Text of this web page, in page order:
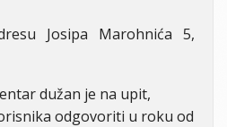
Josipa Marohnića 5,
dužan je na upit,
odgovoriti u roku od